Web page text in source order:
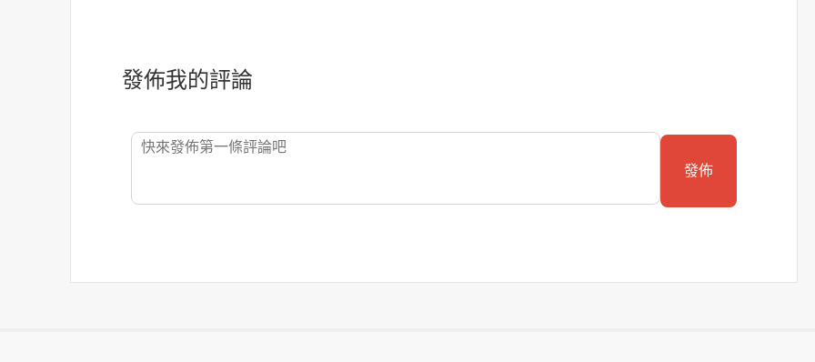
發佈我的評論
發佈